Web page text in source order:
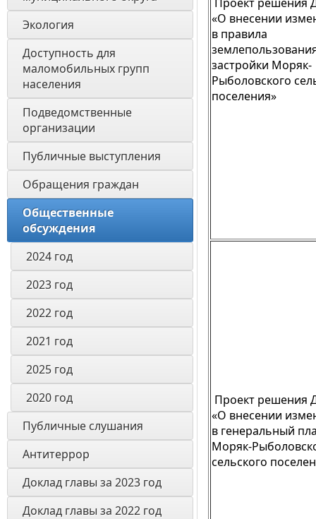
Экология
Доступность для
маломобильных групп
населения
Подведомственные
организации
Публичные выступления
Обращения граждан
Общественные
обсуждения
2024 год
2023 год
2022 год
2021 год
2025 год
2020 год
Публичные слушания
Антитеррор
Доклад главы за 2023 год
Доклад главы за 2022 год
«О внесении
в правила
застройки Моряк-
Рыболовского
поселения»
Проект решения
«О внесении
в генеральный
Моряк-
сельского